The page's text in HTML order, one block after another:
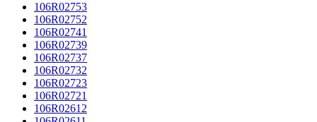
106R02753
106R02752
106R02741
106R02739
106R02737
106R02732
106R02723
106R02721
106R02612